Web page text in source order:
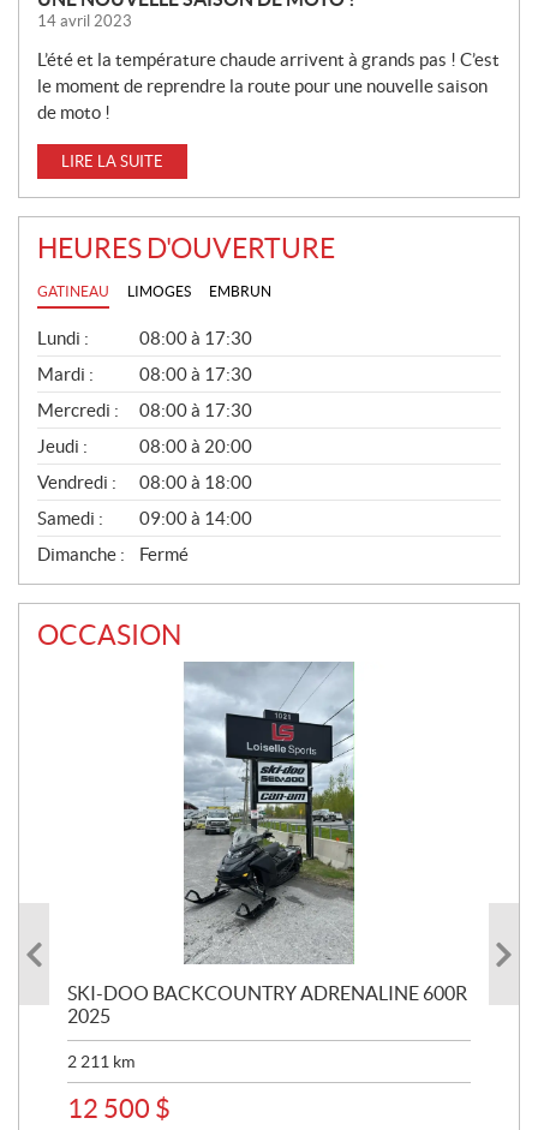
14 avril 2023
L’été et la température chaude arrivent à grands pas ! C’est
le moment de reprendre la route pour une nouvelle saison
de moto !
LIRE LA SUITE
HEURES D'OUVERTURE
GATINEAU LIMOGES EMBRUN
G
É
N
É
R
A
L
Lundi :
08:00 à 17:30
Mardi :
08:00 à 17:30
Mercredi :
08:00 à 17:30
Jeudi :
08:00 à 20:00
Vendredi :
08:00 à 18:00
Samedi :
09:00 à 14:00
Dimanche :
Fermé
OCCASION
SKI-DOO BACKCOUNTRY ADRENALINE 600R
2025
2 211 km
12 500 $